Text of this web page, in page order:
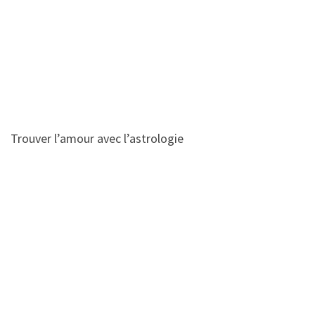
Trouver l’amour avec l’astrologie